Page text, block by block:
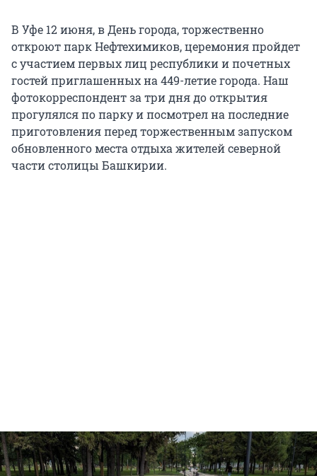
В Уфе 12 июня, в День города, торжественно
откроют парк Нефтехимиков, церемония пройдет
с участием первых лиц республики и почетных
гостей приглашенных на 449-летие города. Наш
фотокорреспондент за три дня до открытия
прогулялся по парку и посмотрел на последние
приготовления перед торжественным запуском
обновленного места отдыха жителей северной
части столицы Башкирии.